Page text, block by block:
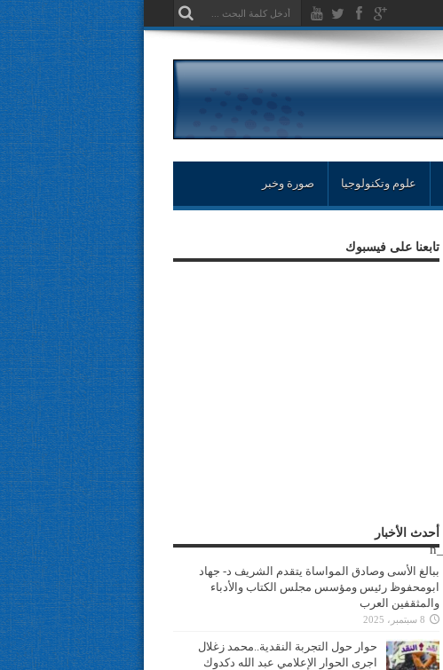
علوم وتكنولوجيا صورة وخبر
تابعنا على فيسبوك
أحدث الأخبار
ببالغ الأسى وصادق المواساة يتقدم الشريف د- جهاد
ابومحفوظ رئيس ومؤسس مجلس الكتاب والأدباء
والمثقفين العرب
8 سبتمبر، 2025
حوار حول التجربة النقدية..محمد زغلال
اجرى الحوار الإعلامي عبد الله دكدوك